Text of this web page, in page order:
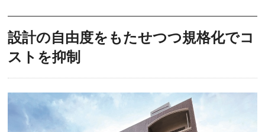
設計の自由度をもたせつつ規格化でコ
ストを抑制